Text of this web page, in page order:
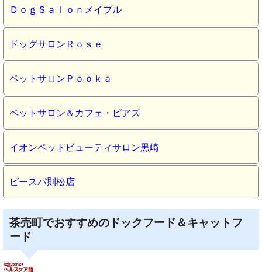
ＤｏｇＳａｌｏｎメイプル
ドッグサロンＲｏｓｅ
ペットサロンＰｏｏｋａ
ペットサロン＆カフェ・ピアズ
イオンペットビューティサロン黒崎
ビースパ則松店
茶売町でおすすめのドックフード＆キャットフ
ード